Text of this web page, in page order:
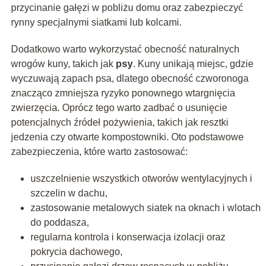
przycinanie gałęzi w pobliżu domu oraz zabezpieczyć
rynny specjalnymi siatkami lub kolcami.
Dodatkowo warto wykorzystać obecność naturalnych
wrogów kuny, takich jak psy. Kuny unikają miejsc, gdzie
wyczuwają zapach psa, dlatego obecność czworonoga
znacząco zmniejsza ryzyko ponownego wtargnięcia
zwierzęcia. Oprócz tego warto zadbać o usunięcie
potencjalnych źródeł pożywienia, takich jak resztki
jedzenia czy otwarte kompostowniki. Oto podstawowe
zabezpieczenia, które warto zastosować:
uszczelnienie wszystkich otworów wentylacyjnych i
szczelin w dachu,
zastosowanie metalowych siatek na oknach i wlotach
do poddasza,
regularna kontrola i konserwacja izolacji oraz
pokrycia dachowego,